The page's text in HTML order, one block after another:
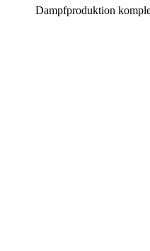
Dampfproduktion